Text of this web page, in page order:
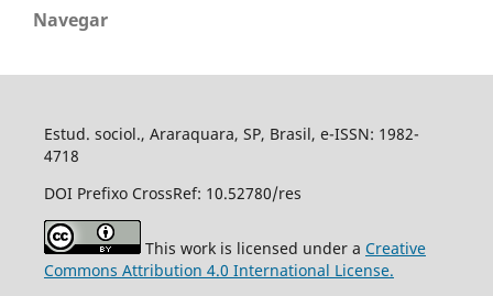
Navegar
Estud. sociol., Araraquara, SP, Brasil, e-ISSN: 1982-
4718
DOI Prefixo CrossRef: 10.52780/res
This work is licensed under a Creative
Commons Attribution 4.0 International License.